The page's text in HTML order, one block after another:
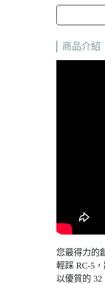
商品介紹
您最得力的
輕踩 RC-5
以優質的